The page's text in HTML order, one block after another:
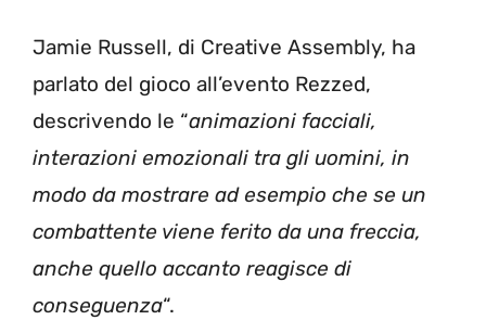
Jamie Russell, di Creative Assembly, ha
parlato del gioco all’evento Rezzed,
descrivendo le “animazioni facciali,
interazioni emozionali tra gli uomini, in
modo da mostrare ad esempio che se un
combattente viene ferito da una freccia,
anche quello accanto reagisce di
conseguenza“.